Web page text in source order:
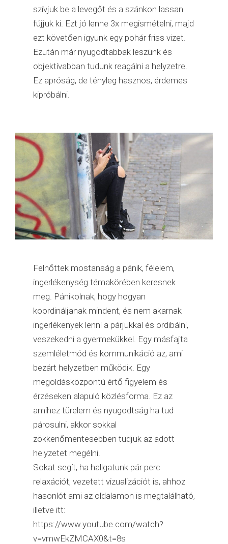
szívjuk be a levegőt és a szánkon lassan
fújjuk ki. Ezt jó lenne 3x megismételni, majd
ezt követően igyunk egy pohár friss vizet.
Ezután már nyugodtabbak leszünk és
objektívabban tudunk reagálni a helyzetre.
Ez apróság, de tényleg hasznos, érdemes
kipróbálni.
Felnőttek mostanság a pánik, félelem,
ingerlékenység témakörében keresnek
meg. Pánikolnak, hogy hogyan
koordináljanak mindent, és nem akarnak
ingerlékenyek lenni a párjukkal és ordibálni,
veszekedni a gyermekükkel. Egy másfajta
szemléletmód és kommunikáció az, ami
bezárt helyzetben működik. Egy
megoldásközpontú értő figyelem és
érzéseken alapuló közlésforma. Ez az
amihez türelem és nyugodtság ha tud
párosulni, akkor sokkal
zökkenőmentesebben tudjuk az adott
helyzetet megélni.
Sokat segít, ha hallgatunk pár perc
relaxációt, vezetett vizualizációt is, ahhoz
hasonlót ami az oldalamon is megtalálható,
illetve itt:
https://www.youtube.com/watch?
v=vmwEkZMCAX0&t=8s